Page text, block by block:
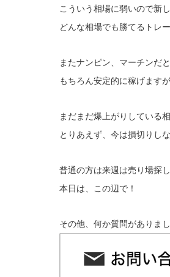
こういう相場に弱いので新
どんな相場でも勝てるトレ
またナンピン、マーチンだ
もちろん安定的に稼げます
まだまだ爆上がりしている
とりあえず、今は損切りし
普通の方は来週は売り場探
本日は、この辺で！
その他、何か質問がありま